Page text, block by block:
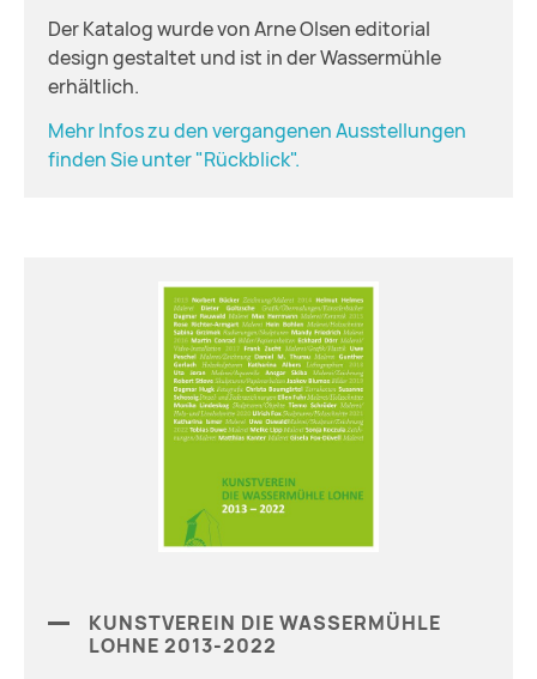
Der Katalog wurde von Arne Olsen editorial
design gestaltet und ist in der Wassermühle
erhältlich.
Mehr Infos zu den vergangenen Ausstellungen
finden Sie unter "Rückblick".
KUNSTVEREIN DIE WASSERMÜHLE
LOHNE 2013-2022